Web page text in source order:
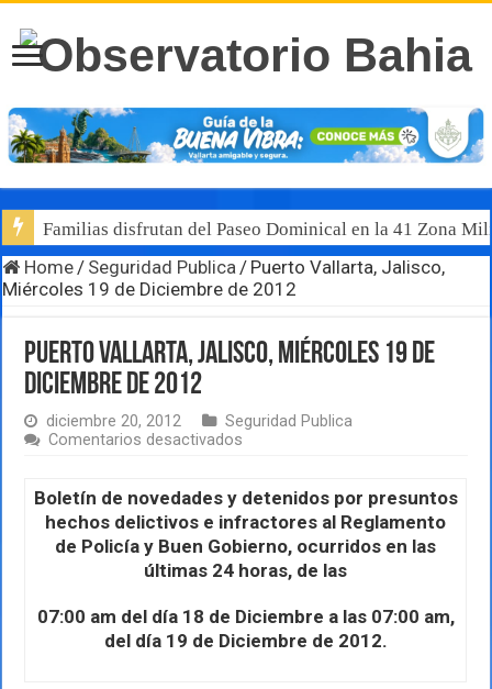
Familias disfrutan del Paseo Dominical en la 41 Zona
Home / Seguridad Publica / Puerto Vallarta, Jalisco,
Miércoles 19 de Diciembre de 2012
Puerto Vallarta, Jalisco, Miércoles 19 de
Diciembre de 2012
diciembre 20, 2012
Seguridad Publica
Comentarios desactivados
Jalisco,
Miércoles
19
de
Diciembre
2012
Boletín de novedades y detenidos por presuntos
hechos delictivos e infractores al Reglamento
de Policía y Buen Gobierno, ocurridos en las
últimas 24 horas, de las
07:00 am del día 18 de Diciembre a las 07:00 am,
del día 19 de Diciembre de 2012.